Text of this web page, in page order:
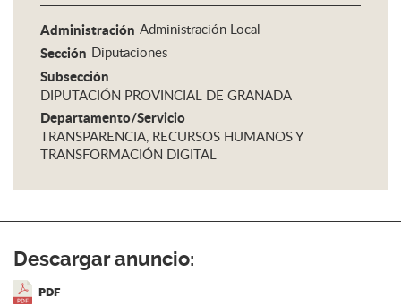
Administración Administración Local
Sección Diputaciones
Subsección
DIPUTACIÓN PROVINCIAL DE GRANADA
Departamento/Servicio
TRANSPARENCIA, RECURSOS HUMANOS Y
TRANSFORMACIÓN DIGITAL
Descargar anuncio:
PDF